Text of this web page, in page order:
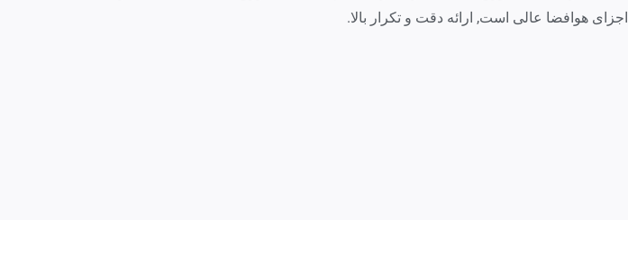
اجزای هوافضا عالی است, ارائه دقت و تکرار بالا.